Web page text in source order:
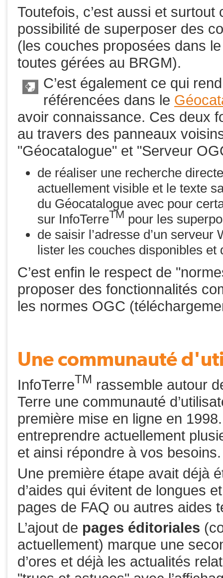
Toutefois, c’est aussi et
possibilité de superposer des
(les couches proposées dans
toutes gérées au BRGM).
C’est également ce qui
référencées dans le
avoir connaissance. Ces deux
au travers des panneaux
"Géocatalogue" et "Serveur
de réaliser une recherche
actuellement visible et le texte
du Géocatalogue avec pour
sur InfoTerreTM pour les
de saisir l’adresse d’un
lister les couches disponibles
C’est enfin le respect de
proposer des fonctionnalités
les normes OGC
Une communauté
InfoTerreTM rassemble autour
Terre une communauté
première mise en ligne en
entreprendre actuellement
et ainsi répondre à vos besoins.
Une première étape avait déjà
d’aides qui évitent de longues
pages de FAQ ou autres aides
L’ajout de pages éditoriales
actuellement) marque une
d’ores et déjà les actualités